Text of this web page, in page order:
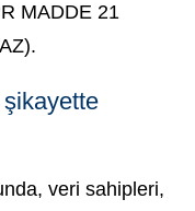
MADDE 21
şikayette
veri sahipleri,